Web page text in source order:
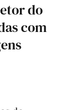
do
com